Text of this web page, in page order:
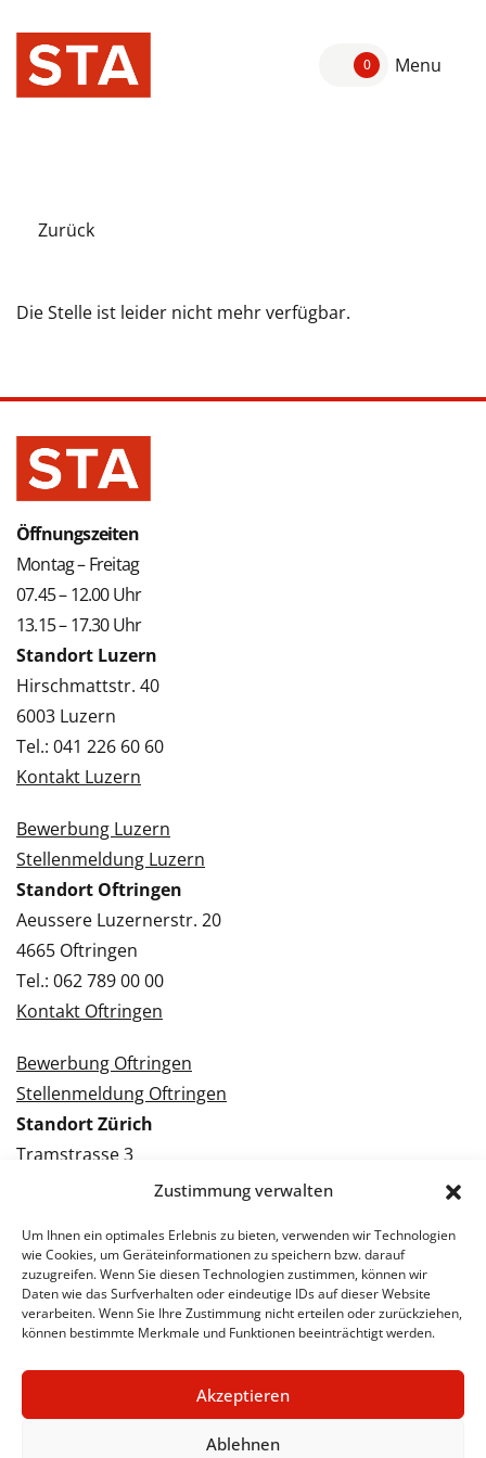
Zustimmung verwalten
Um Ihnen ein optimales Erlebnis zu bieten, verwenden wir Technologien
wie Cookies, um Geräteinformationen zu speichern bzw. darauf
zuzugreifen. Wenn Sie diesen Technologien zustimmen, können wir
Daten wie das Surfverhalten oder eindeutige IDs auf dieser Website
verarbeiten. Wenn Sie Ihre Zustimmung nicht erteilen oder zurückziehen,
können bestimmte Merkmale und Funktionen beeinträchtigt werden.
Akzeptieren
Ablehnen
0 Menu
Zurück
Die Stelle ist leider nicht mehr verfügbar.
Öffnungszeiten
Montag – Freitag
07.45 – 12.00 Uhr
13.15 – 17.30 Uhr
Standort Luzern
Hirschmattstr. 40
6003 Luzern
Tel.: 041 226 60 60
Kontakt Luzern
Bewerbung Luzern
Stellenmeldung Luzern
Standort Oftringen
Aeussere Luzernerstr. 20
4665 Oftringen
Tel.: 062 789 00 00
Kontakt Oftringen
Bewerbung Oftringen
Stellenmeldung Oftringen
Standort Zürich
Tramstrasse 3
Kontakt Zürich
Bewerbung Zürich
Stellenmeldung Zürich